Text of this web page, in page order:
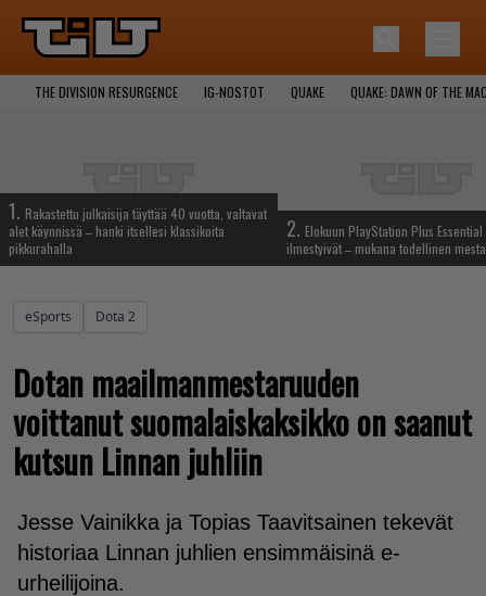
THE DIVISION RESURGENCE IG-NOSTOT QUAKE QUAKE: DAWN OF THE
1. Rakastettu julkaisija täyttää 40 vuotta, valtavat
alet käynnissä – hanki itsellesi klassikoita
pikkurahalla
2. Elokuun PlayStation Plus
ilmestyivät – mukana todellinen
eSports Dota 2
Dotan maailmanmestaruuden
voittanut suomalaiskaksikko on saanut
kutsun Linnan juhliin
Jesse Vainikka ja Topias Taavitsainen tekevät
historiaa Linnan juhlien ensimmäisinä e-
urheilijoina.